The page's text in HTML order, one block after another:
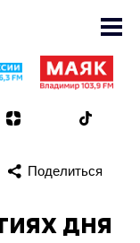
Поделиться
дня